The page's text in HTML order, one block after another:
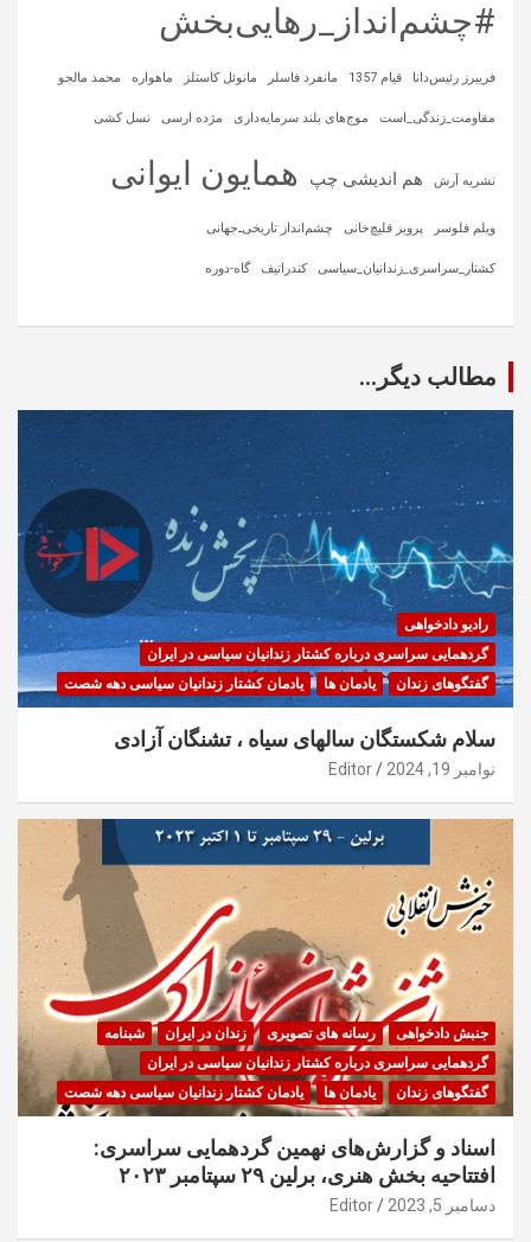
#چشم‌انداز_رهایی‌بخش
فریبرز رئیس‌دانا قیام 1357 مانفرد فاسلر مانوئل کاستلز ماهواره‌ محمد مالجو
مقاومت_زندگی_است موج‌های بلند سرمایه‌داری مژده ارسی نسل کشی
نشریه آرش هم اندیشی چپ همایون ایوانی
ویلم فلوسر پرویز قلیچ‌خانی چشم‌انداز تاریخی‌ـ‌جهانی
کشتار_سراسری_زندانیان_سیاسی کندراتیف گاه-دوره
مطالب دیگر...
رادیو دادخواهی
گردهمایی سراسری درباره کشتار زندانیان سیاسی در ایران
گفتگوهای زندان
یادمان ها یادمان کشتار زندانیان سیاسی دهه شصت
سلام شکستگان سالهای سیاه ، تشنگان آزادی
نوامبر 19, 2024 Editor
جنبش دادخواهی رسانه های تصویری زندان در ایران
شبنامه
گردهمایی سراسری درباره کشتار زندانیان سیاسی در ایران
گفتگوهای زندان
یادمان ها یادمان کشتار زندانیان سیاسی دهه شصت
اسناد و گزارش‌های نهمین گردهمایی سراسری:
افتتاحیه بخش هنری، برلین ۲۹ سپتامبر ۲۰۲۳
دسامبر 5, 2023 Editor